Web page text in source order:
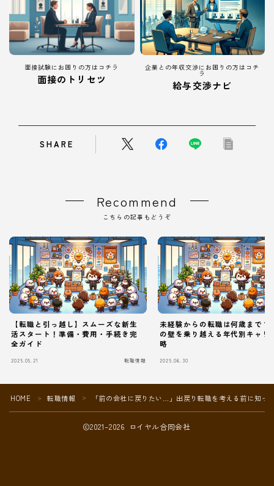
Follow Me
面接試験にお困りの方はコチラ
面接のトリセツ
企業との年収交渉にお困りの方はコチ
ラ
給与交渉ナビ
SHARE
Recommend
こちらの記事もどうぞ
【転職と引っ越し】スムーズな新生
活スタート！準備・費用・手続き完
全ガイド
2025.05.21 転職情報
未経験からの転職は何歳まで？
の壁を乗り越える年代別キャリ
略
2025.06.30
HOME ＞ 転職情報 ＞ 「前の会社に戻りたい…」出戻り転職を考える前に知っ
2021–2026 ロイヤル合同会社